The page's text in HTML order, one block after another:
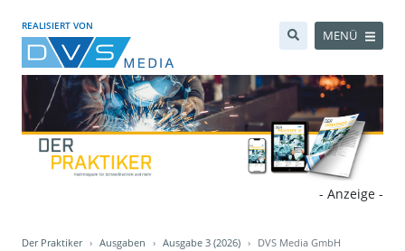
REALISIERT VON
MENÜ
- Anzeige -
Der Praktiker Ausgaben Ausgabe 3 (2026) DVS Media GmbH